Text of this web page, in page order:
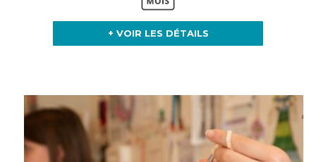
+ VOIR LES DÉTAILS